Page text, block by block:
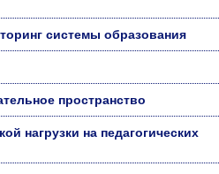
системы образования
пространство
нагрузки на педагогических